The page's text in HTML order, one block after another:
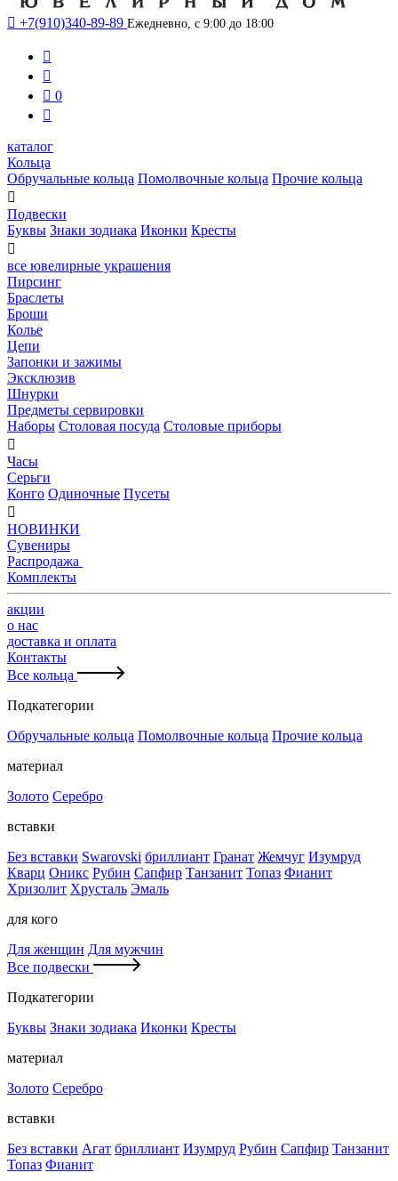
 +7(910)340-89-89 Ежедневно, с 9:00 до 18:00


 0

каталог
Кольца
Обручальные кольца Помолвочные кольца Прочие кольца

Подвески
Буквы Знаки зодиака Иконки Кресты

все ювелирные украшения
Пирсинг
Браслеты
Броши
Колье
Цепи
Запонки и зажимы
Эксклюзив
Шнурки
Предметы сервировки
Наборы Столовая посуда Столовые приборы

Часы
Серьги
Конго Одиночные Пусеты

НОВИНКИ
Сувениры
Распродажа
Комплекты
акции
о нас
доставка и оплата
Контакты
Все кольца
Подкатегории
Обручальные кольца Помолвочные кольца Прочие кольца
материал
Золото Серебро
вставки
Без вставки Swarovski бриллиант Гранат Жемчуг Изумруд
Кварц Оникс Рубин Сапфир Танзанит Топаз Фианит
Хризолит Хрусталь Эмаль
для кого
Для женщин Для мужчин
Все подвески
Подкатегории
Буквы Знаки зодиака Иконки Кресты
материал
Золото Серебро
вставки
Без вставки Агат бриллиант Изумруд Рубин Сапфир Танзанит
Топаз Фианит